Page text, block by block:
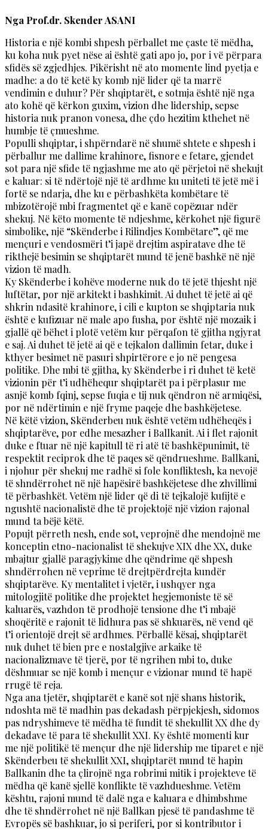
Nga Prof.dr. Skender ASANI
Historia e një kombi shpesh përballet me çaste të mëdha,
ku koha nuk pyet nëse ai është gati apo jo, por i vë përpara
sfidës së zgjedhjes. Pikërisht në ato momente lind pyetja e
madhe: a do të ketë ky komb një lider që ta marrë
vendimin e duhur? Për shqiptarët, e sotmja është një nga
ato kohë që kërkon guxim, vizion dhe lidership, sepse
historia nuk pranon vonesa, dhe çdo hezitim kthehet në
humbje të çmueshme.
Populli shqiptar, i shpërndarë në shumë shtete e shpesh i
përballur me dallime krahinore, fisnore e fetare, gjendet
sot para një sfide të ngjashme me ato që përjetoi në shekujt
e kaluar: si të ndërtojë një të ardhme ku uniteti të jetë më i
fortë se ndarja, dhe ku e përbashkëta kombëtare të
mbizotërojë mbi fragmentet që e kanë copëzuar ndër
shekuj. Në këto momente të ndjeshme, kërkohet një figurë
simbolike, një “Skënderbe i Rilindjes Kombëtare”, që me
mençuri e vendosmëri t’i japë drejtim aspiratave dhe të
rikthejë besimin se shqiptarët mund të jenë bashkë në një
vizion të madh.
Ky Skënderbe i kohëve moderne nuk do të jetë thjesht një
luftëtar, por një arkitekt i bashkimit. Ai duhet të jetë ai që
shkrin ndasitë krahinore, i cili e kupton se shqiptaria nuk
është e kufizuar në male apo fusha, por është një mozaik i
gjallë që bëhet i plotë vetëm kur përqafon të gjitha ngjyrat
e saj. Ai duhet të jetë ai që e tejkalon dallimin fetar, duke i
kthyer besimet në pasuri shpirtërore e jo në pengesa
politike. Dhe mbi të gjitha, ky Skënderbe i ri duhet të ketë
vizionin për t’i udhëhequr shqiptarët pa i përplasur me
asnjë komb fqinj, sepse fuqia e tij nuk qëndron në armiqësi,
por në ndërtimin e një fryme paqeje dhe bashkëjetese.
Në këtë vizion, Skënderbeu nuk është vetëm udhëheqës i
shqiptarëve, por edhe mesazher i Ballkanit. Ai i flet rajonit
duke e ftuar në një kapitull të ri atë të bashkëpunimit, të
respektit reciprok dhe të paqes së qëndrueshme. Ballkani,
i njohur për shekuj me radhë si fole konfliktesh, ka nevojë
të shndërrohet në një hapësirë bashkëjetese dhe zhvillimi
të përbashkët. Vetëm një lider që di të tejkalojë kufijtë e
ngushtë nacionalistë dhe të projektojë një vizion rajonal
mund ta bëjë këtë.
Popujt përreth nesh, ende sot, veprojnë dhe mendojnë me
konceptin etno-nacionalist të shekujve XIX dhe XX, duke
mbajtur gjallë paragjykime dhe qëndrime që shpesh
shndërrohen në veprime të drejtpërdrejta kundër
shqiptarëve. Ky mentalitet i vjetër, i ushqyer nga
mitologjitë politike dhe projektet hegjemoniste të së
kaluarës, vazhdon të prodhojë tensione dhe t’i mbajë
shoqëritë e rajonit të lidhura pas së shkuarës, në vend që
t’i orientojë drejt së ardhmes. Përballë kësaj, shqiptarët
nuk duhet të bien pre e nostalgjive arkaike të
nacionalizmave të tjerë, por të ngrihen mbi to, duke
dëshmuar se një komb i mençur e vizionar mund të hapë
rrugë të reja.
Nga ana tjetër, shqiptarët e kanë sot një shans historik,
ndoshta më të madhin pas dekadash përpjekjesh, sidomos
pas ndryshimeve të mëdha të fundit të shekullit XX dhe dy
dekadave të para të shekullit XXI. Ky është momenti kur
me një politikë të mençur dhe një lidership me tiparet e një
Skënderbeu të shekullit XXI, shqiptarët mund të hapin
Ballkanin dhe ta çlirojnë nga robrimi mitik i projekteve të
mëdha që kanë sjellë konflikte të vazhdueshme. Vetëm
kështu, rajoni mund të dalë nga e kaluara e dhimbshme
dhe të shndërrohet në një Ballkan pjesë të pandashme të
Evropës së bashkuar, jo si periferi, por si kontributor i